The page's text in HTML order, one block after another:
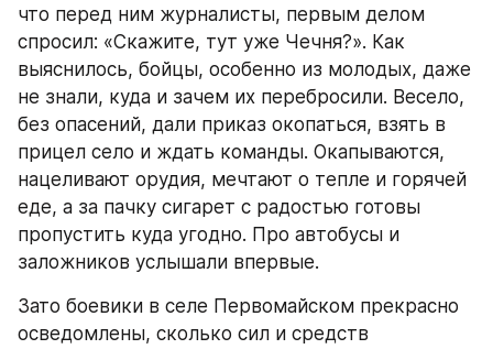
что перед ним журналисты, первым делом
спросил: «Скажите, тут уже Чечня?». Как
выяснилось, бойцы, особенно из молодых, даже
не знали, куда и зачем их перебросили. Весело,
без опасений, дали приказ окопаться, взять в
прицел село и ждать команды. Окапываются,
нацеливают орудия, мечтают о тепле и горячей
еде, а за пачку сигарет с радостью готовы
пропустить куда угодно. Про автобусы и
заложников услышали впервые.
Зато боевики в селе Первомайском прекрасно
осведомлены, сколько сил и средств